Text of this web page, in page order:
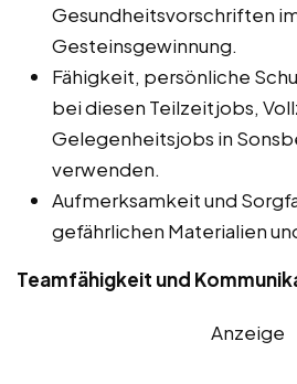
Gesundheitsvorschriften
Gesteinsgewinnung.
Fähigkeit, persönliche
bei diesen Teilzeitjobs,
Gelegenheitsjobs in
verwenden.
Aufmerksamkeit und
gefährlichen Materialien
Teamfähigkeit und
Anzeige